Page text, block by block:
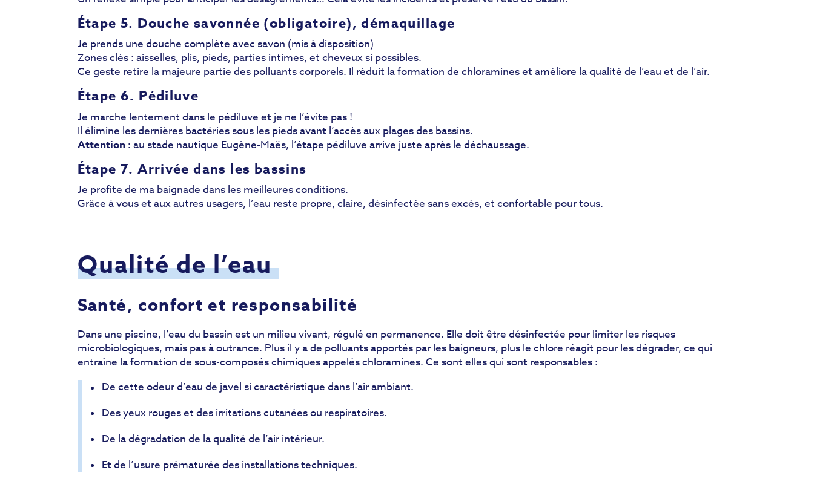
Étape 5. Douche savonnée (obligatoire), démaquillage
Je prends une douche complète avec savon (mis à disposition)
Zones clés : aisselles, plis, pieds, parties intimes, et cheveux si possibles.
Ce geste retire la majeure partie des polluants corporels. Il réduit la formation de chloramines et améliore la qualité de l’eau et de l’air.
Étape 6. Pédiluve
Je marche lentement dans le pédiluve et je ne l’évite pas !
Il élimine les dernières bactéries sous les pieds avant l’accès aux plages des bassins.
Attention : au stade nautique Eugène-Maës, l’étape pédiluve arrive juste après le déchaussage.
Étape 7. Arrivée dans les bassins
Je profite de ma baignade dans les meilleures conditions.
Grâce à vous et aux autres usagers, l’eau reste propre, claire, désinfectée sans excès, et confortable pour tous.
Qualité de l’eau
Santé, confort et responsabilité
Dans une piscine, l’eau du bassin est un milieu vivant, régulé en permanence. Elle doit être désinfectée pour limiter les risques
microbiologiques, mais pas à outrance. Plus il y a de polluants apportés par les baigneurs, plus le chlore réagit pour les dégrader, ce qui
entraîne la formation de sous-composés chimiques appelés chloramines. Ce sont elles qui sont responsables :
De cette odeur d’eau de javel si caractéristique dans l’air ambiant.
Des yeux rouges et des irritations cutanées ou respiratoires.
De la dégradation de la qualité de l’air intérieur.
Et de l’usure prématurée des installations techniques.